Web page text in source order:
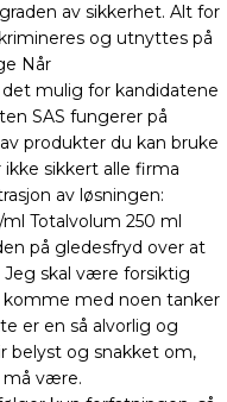
av sikkerhet. Alt for
og utnyttes på
Når
mulig for kandidatene
SAS fungerer på
produkter du kan bruke
sikkert alle firma
av løsningen:
Totalvolum 250 ml
på gledesfryd over at
skal være forsiktig
komme med noen tanker
er en så alvorlig og
belyst og snakket om,
må være.